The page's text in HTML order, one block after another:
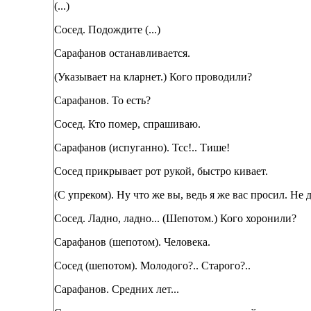
(...)
Сосед. Подождите (...)
Сарафанов останавливается.
(Указывает на кларнет.) Кого проводили?
Сарафанов. То есть?
Сосед. Кто помер, спрашиваю.
Сарафанов (испуганно). Тсс!.. Тише!
Сосед прикрывает рот рукой, быстро кивает.
(С упреком). Ну что же вы, ведь я же вас просил. Не
Сосед. Ладно, ладно... (Шепотом.) Кого хоронили?
Сарафанов (шепотом). Человека.
Сосед (шепотом). Молодого?.. Старого?..
Сарафанов. Средних лет...